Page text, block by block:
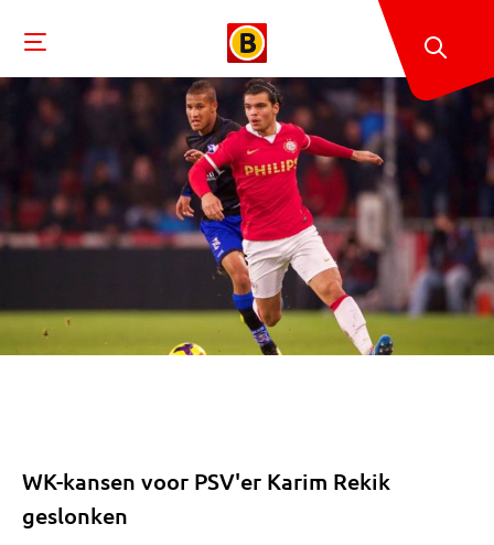
WK-kansen voor PSV'er Karim Rekik
geslonken